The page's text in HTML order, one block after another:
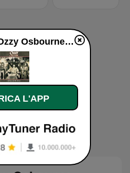
PC Radio Ozzy Osbourne diretta
L'APP